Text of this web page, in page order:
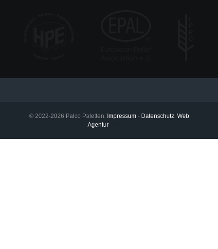
© 2022-2026 Palco Paletten. Impressum- Datenschutz. Web
Agentur